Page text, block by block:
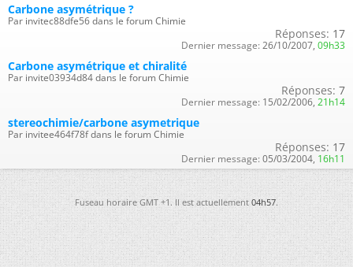
Carbone asymétrique ?
Par invitec88dfe56 dans le forum Chimie
Réponses: 17
Dernier message: 26/10/2007, 09h33
Carbone asymétrique et chiralité
Par invite03934d84 dans le forum Chimie
Réponses: 7
Dernier message: 15/02/2006, 21h14
stereochimie/carbone asymetrique
Par invitee464f78f dans le forum Chimie
Réponses: 17
Dernier message: 05/03/2004, 16h11
Fuseau horaire GMT +1. Il est actuellement04h57.